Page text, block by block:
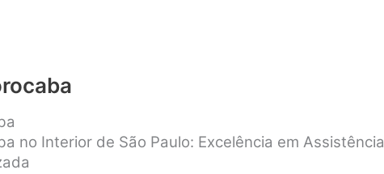
no Interior de São Paulo: Excelência em Assistência